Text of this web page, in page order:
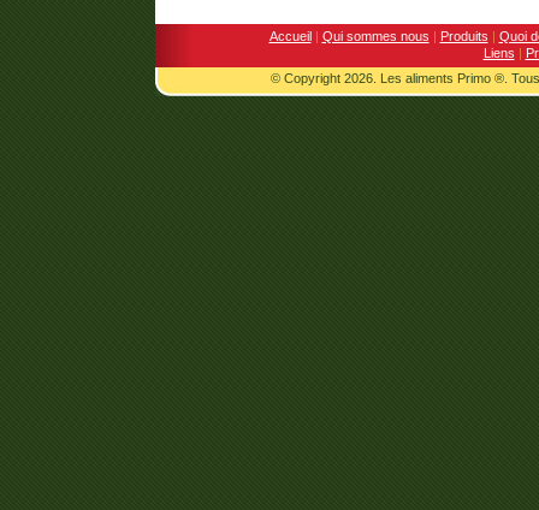
Accueil | Qui sommes nous | Produits | Quoi
Liens |
© Copyright 2026. Les aliments Primo ®.